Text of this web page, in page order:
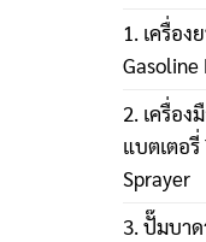
1. เครื่อ
Gasoline
2. เครื่อง
แบตเตอรี่
Sprayer
3. ปั๊มบา